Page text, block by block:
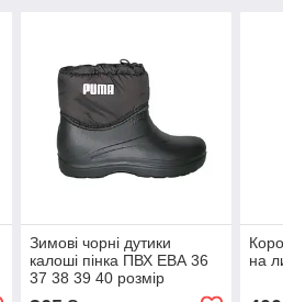
Зимові чорні дутики
калоші пінка ПВХ ЕВА 36
37 38 39 40 розмір
на